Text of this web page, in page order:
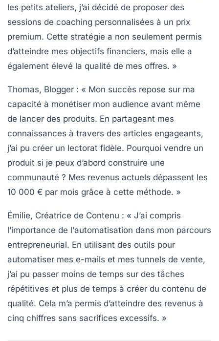
les petits ateliers, j’ai décidé de proposer des
sessions de coaching personnalisées à un prix
premium. Cette stratégie a non seulement permis
d’atteindre mes objectifs financiers, mais elle a
également élevé la qualité de mes offres. »
Thomas, Blogger : « Mon succès repose sur ma
capacité à monétiser mon audience avant même
de lancer des produits. En partageant mes
connaissances à travers des articles engageants,
j’ai pu créer un lectorat fidèle. Pourquoi vendre un
produit si je peux d’abord construire une
communauté ? Mes revenus actuels dépassent les
10 000 € par mois grâce à cette méthode. »
Émilie, Créatrice de Contenu : « J’ai compris
l’importance de l’automatisation dans mon parcours
entrepreneurial. En utilisant des outils pour
automatiser mes e-mails et mes tunnels de vente,
j’ai pu passer moins de temps sur des tâches
répétitives et plus de temps à créer du contenu de
qualité. Cela m’a permis d’atteindre des revenus à
cinq chiffres sans sacrifices excessifs. »